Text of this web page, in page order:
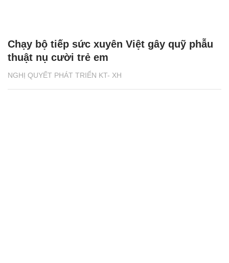
NGHỊ QUYẾT PHÁT TRIỂN KT- XH
Chạy bộ tiếp sức xuyên Việt gây quỹ phẫu
thuật nụ cười trẻ em